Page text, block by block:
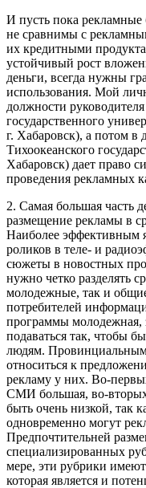
И пусть пока
не сравнимы с
их кредитными
устойчивый рост
деньги, всегда нужны
использования. Мой
должности
государственного
г. Хабаровск), а потом в
Тихоокеанского
Хабаровск) дает право
проведения рекламных
2. Самая большая часть
размещение рекламы в
Наиболее эффективным
роликов в теле- и
сюжеты в новостных
нужно четко разделять
молодежные, так и
потребителей
программы молодежная,
подаваться так, чтобы
людям.
относиться к
рекламу у них. Во-
СМИ большая, во-
быть очень низкой, так
одновременно могут
Предпочтительней
специализированных
мере, эти рубрики
которая является и